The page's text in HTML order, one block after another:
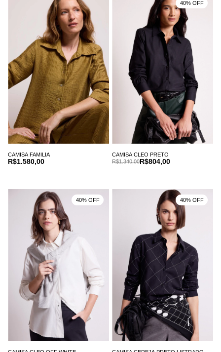
CAMISA FAMILIA
R$1.580,00
CAMISA CLEO PRETO
R$804,00
R$1.340,00
40% OFF
40% OFF 40% OFF